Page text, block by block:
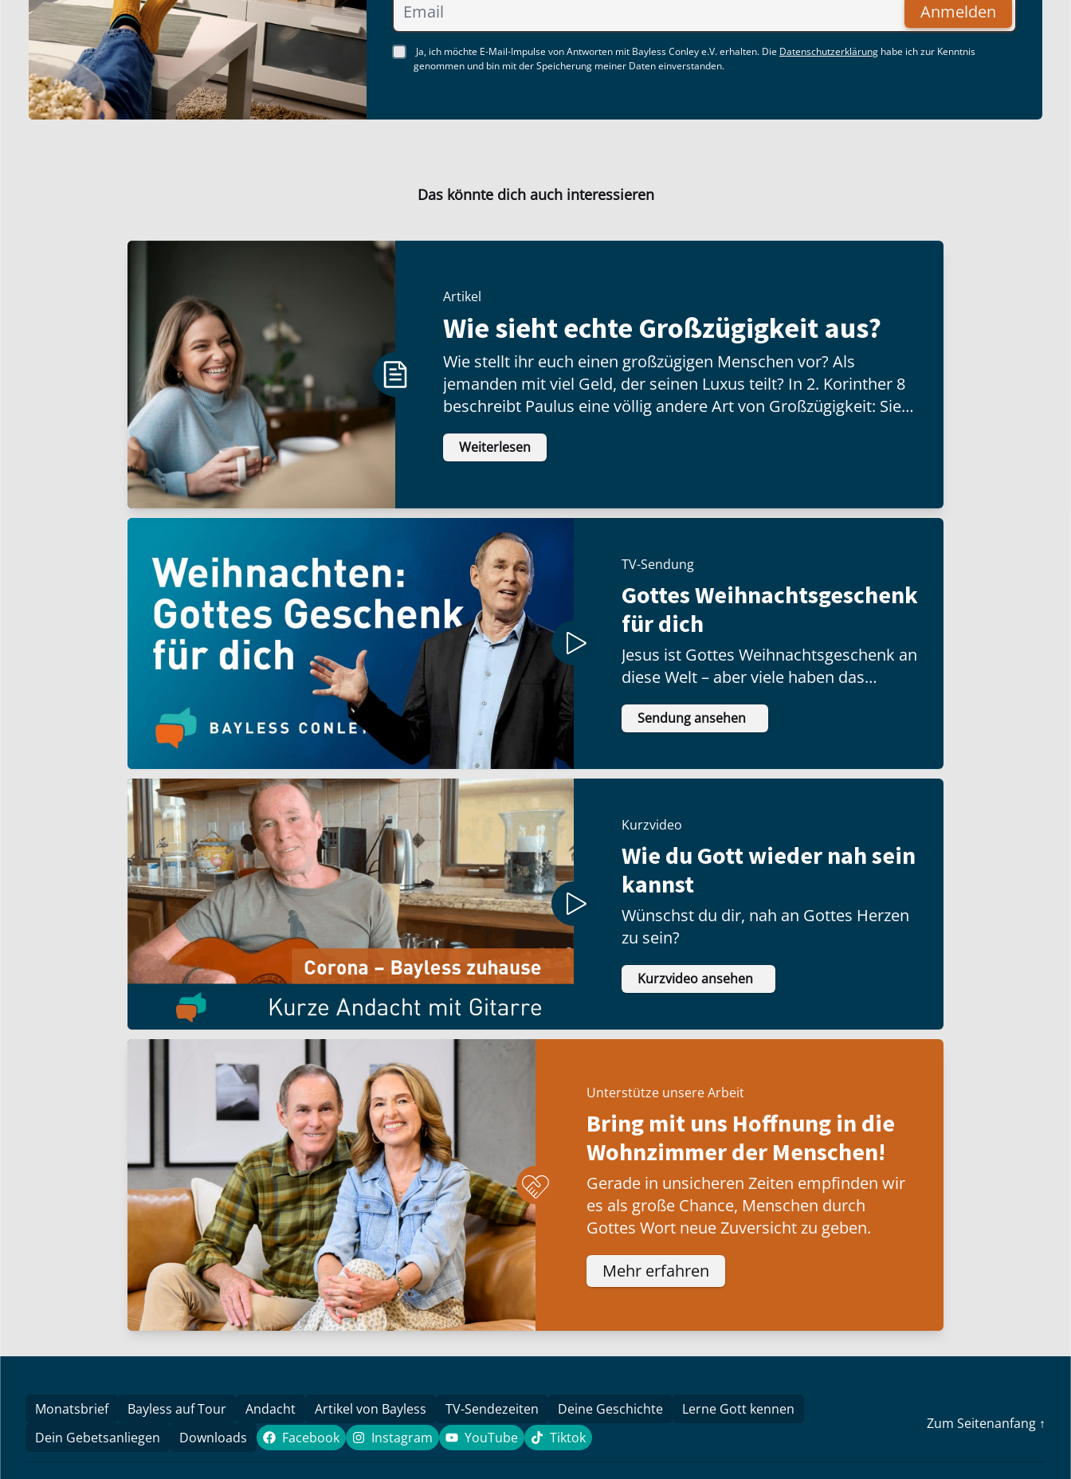
Anmelden
Ja, ich möchte E-Mail-Impulse von Antworten mit Bayless Conley e.V. erhalten. Die Datenschutzerklärung habe ich zur Kenntnis
genommen und bin mit der Speicherung meiner Daten einverstanden.
Das könnte dich auch interessieren
Artikel
Wie sieht echte Großzügigkeit aus?
Wie stellt ihr euch einen großzügigen Menschen vor? Als
jemanden mit viel Geld, der seinen Luxus teilt? In 2. Korinther 8
beschreibt Paulus eine völlig andere Art von Großzügigkeit: Sie
hat wenig zu tun mit dem, was jemand besitzt, sondern mit der
inneren Haltung:
Weiterlesen
TV-Sendung
Gottes Weihnachtsgeschenk
für dich
Jesus ist Gottes Weihnachtsgeschenk an
diese Welt – aber viele haben das
Geschenk noch nicht ausgepackt!
Sendung ansehen
Kurzvideo
Wie du Gott wieder nah sein
kannst
Wünschst du dir, nah an Gottes Herzen
zu sein?
Kurzvideo ansehen
Unterstütze unsere Arbeit
Bring mit uns Hoffnung in die
Wohnzimmer der Menschen!
Gerade in unsicheren Zeiten empfinden wir
es als große Chance, Menschen durch
Gottes Wort neue Zuversicht zu geben.
Mehr erfahren
Monatsbrief Bayless auf Tour Andacht Artikel von Bayless TV-Sendezeiten Deine Geschichte
Lerne Gott kennen
Dein Gebetsanliegen
Downloads Facebook
Facebook Instagram
Instagram YouTube
YouTube Tiktok
Tiktok
Zum Seitenanfang ↑